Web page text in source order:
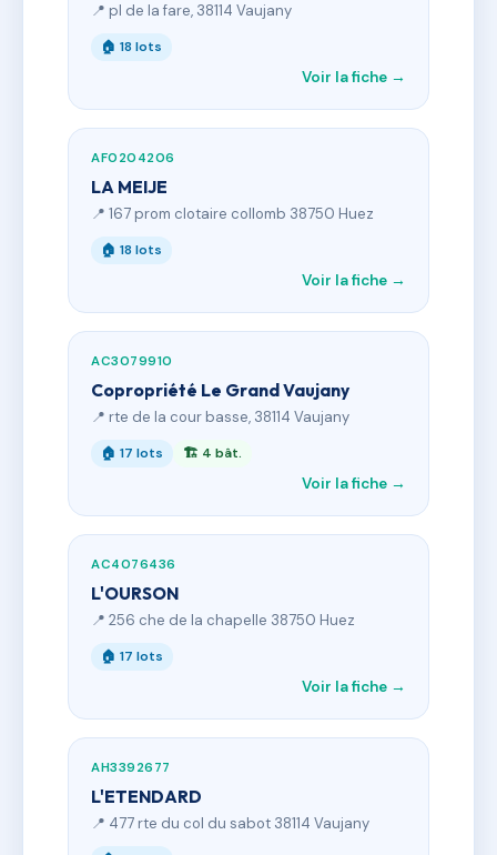
📍 pl de la fare, 38114 Vaujany
🏠 18 lots
Voir la fiche →
AF0204206
LA MEIJE
📍 167 prom clotaire collomb 38750 Huez
🏠 18 lots
Voir la fiche →
AC3079910
Copropriété Le Grand Vaujany
📍 rte de la cour basse, 38114 Vaujany
🏠 17 lots 🏗 4 bât.
Voir la fiche →
AC4076436
L'OURSON
📍 256 che de la chapelle 38750 Huez
🏠 17 lots
Voir la fiche →
AH3392677
L'ETENDARD
📍 477 rte du col du sabot 38114 Vaujany